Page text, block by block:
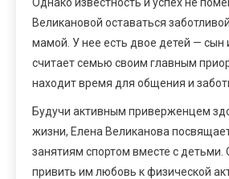
Великановой оставаться
мамой. У нее есть двое детей — сын
считает семью своим главным
находит время для общения и
Будучи активным приверженцем
жизни, Елена Великанова
занятиям спортом вместе с детьми.
привить им любовь к физической